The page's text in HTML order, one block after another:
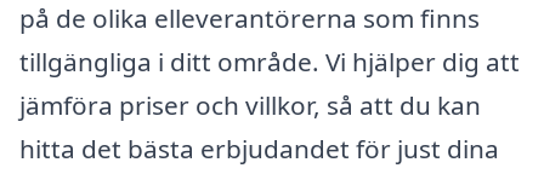
på de olika elleverantörerna som finns
tillgängliga i ditt område. Vi hjälper dig att
jämföra priser och villkor, så att du kan
hitta det bästa erbjudandet för just dina